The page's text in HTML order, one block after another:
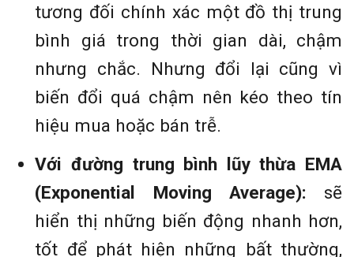
tương đối chính xác một đồ thị trung
bình giá trong thời gian dài, chậm
nhưng chắc. Nhưng đổi lại cũng vì
biến đổi quá chậm nên kéo theo tín
hiệu mua hoặc bán trễ.
Với đường trung bình lũy thừa EMA
(Exponential Moving Average): sẽ
hiển thị những biến động nhanh hơn,
tốt để phát hiện những bất thường,